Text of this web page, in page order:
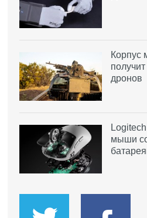
Корпус
дронов
мыши